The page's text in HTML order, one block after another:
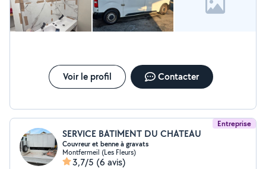
Voir le profil Contacter
Entreprise
SERVICE BATIMENT DU CHATEAU
Couvreur et benne à gravats
Montfermeil (Les Fleurs)
3,7/5 (6 avis)